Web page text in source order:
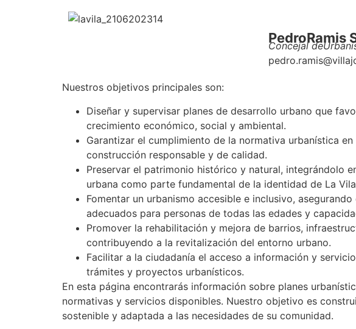
PedroRamis
Concejal de
Nuestros objetivos principales son:
Diseñar y supervisar planes de desarrollo urbano que
crecimiento económico, social y ambiental.
Garantizar el cumplimiento de la normativa urbanística
construcción responsable y de calidad.
Preservar el patrimonio histórico y natural, integrándolo
urbana como parte fundamental de la identidad de La
Fomentar un urbanismo accesible e inclusivo,
adecuados para personas de todas las edades y
Promover la rehabilitación y mejora de barrios,
contribuyendo a la revitalización del entorno urbano.
Facilitar a la ciudadanía el acceso a información y
trámites y proyectos urbanísticos.
En esta página encontrarás información sobre planes
normativas y servicios disponibles. Nuestro objetivo es
sostenible y adaptada a las necesidades de su comunidad.